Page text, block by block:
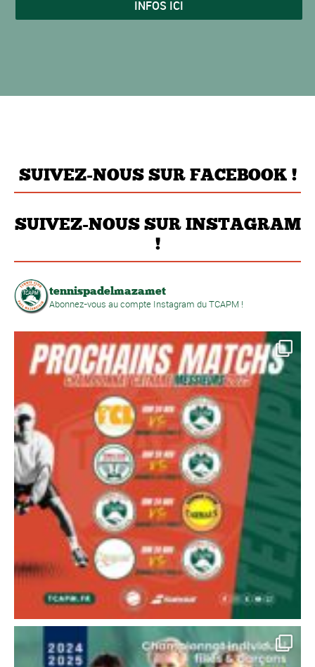
INFOS ICI
SUIVEZ-NOUS SUR FACEBOOK !
SUIVEZ-NOUS SUR INSTAGRAM
!
tennispadelmazamet
Abonnez-vous au compte Instagram du TCAPM !